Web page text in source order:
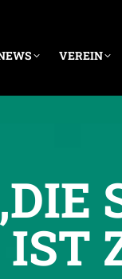
VEREIN
IST